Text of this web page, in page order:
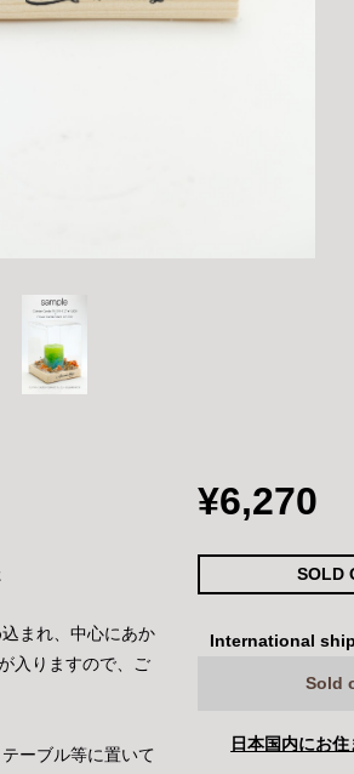
まれ、中心にあか
入りますので、ご
ーブル等に置いて
¥6,270
SOLD
International
Sold
日本国内にお